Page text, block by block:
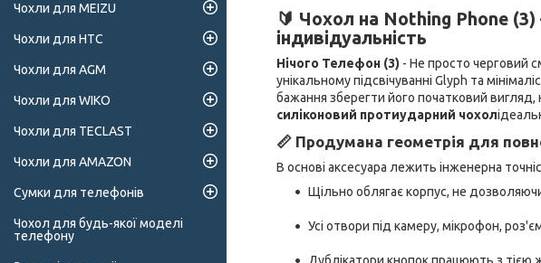
🔰 Чохол на Nothing Phone
індивідуальність
Нічого Телефон (3) - Не просто черговий
унікальному підсвічуванні Glyph та
бажання зберегти його початковий вигляд,
силіконовий протиударний чохол
📏 Продумана геометрія для
В основі аксесуара лежить інженерна
Щільно облягає корпус, не
Усі отвори під камеру, мікрофон,
Дублікатори кнопок працюють з тією
Чохли для MEIZU
Чохли для HTC
Чохли для AGM
Чохли для WIKO
Чохли для TECLAST
Чохли для AMAZON
Сумки для телефонів
Чохол для будь-якої моделі
телефону